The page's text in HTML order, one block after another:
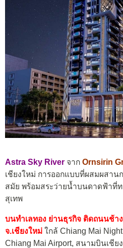
Astra Sky River จาก Ornsirin
เชียงใหม่ การออกแบบที่ผสมผสา
สมัย พร้อมสระว่ายน้ำบนดาดฟ้าที่ท
สุเทพ
บนทำเลทอง ย่านธุรกิจ ติดถนนช้า
จ.เชียงใหม่ ใกล้ Chiang Mai
Chiang Mai Airport, สนามบินเชีย